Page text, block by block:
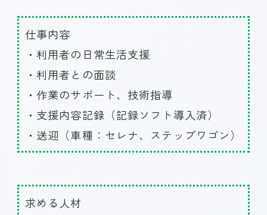
仕事内容
・利用者の日常生活支援
・利用者との面談
・作業のサポート、技術指導
・支援内容記録（記録ソフト導入済）
・送迎（車種：セレナ、ステップワゴン）
求める人材